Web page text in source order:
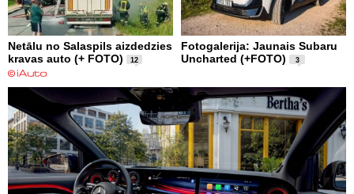
Netālu no Salaspils aizdedzies
kravas auto (+ FOTO)
12
Fotogalerija: Jaunais Subaru
Uncharted (+FOTO)
3